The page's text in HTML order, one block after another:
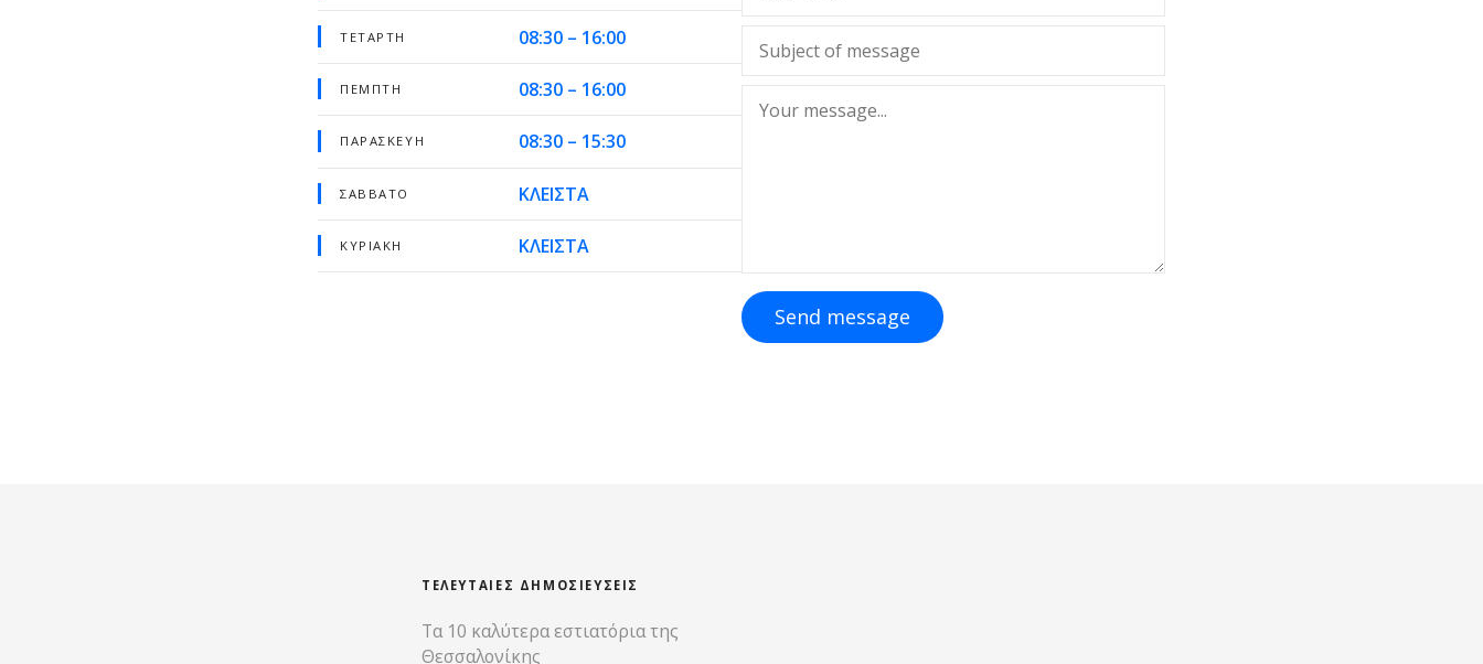
ΤΕΤΆΡΤΗ 08:30 – 16:00
ΠΈΜΠΤΗ 08:30 – 16:00
ΠΑΡΑΣΚΕΥΉ 08:30 – 15:30
ΣΆΒΒΑΤΟ ΚΛΕΙΣΤΑ
ΚΥΡΙΑΚΉ ΚΛΕΙΣΤΑ
Send message
ΤΕΛΕΥΤΑΊΕΣ ΔΗΜΟΣΙΕΎΣΕΙΣ
Τα 10 καλύτερα εστιατόρια της
Θεσσαλονίκης